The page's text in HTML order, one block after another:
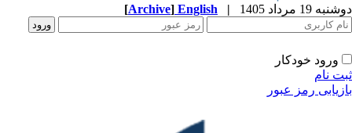
|
English
[ Archive
عبور